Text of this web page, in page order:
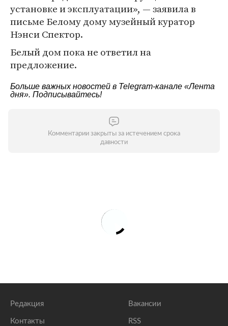
установке и эксплуатации», — заявила в
письме Белому дому музейный куратор
Нэнси Спектор.
Белый дом пока не ответил на
предложение.
Больше важных новостей в Telegram-канале «Лента
дня». Подписывайтесь!
Комментарии закрыты за истечением срока
давности
Редакция
Контакты
Вакансии
RSS